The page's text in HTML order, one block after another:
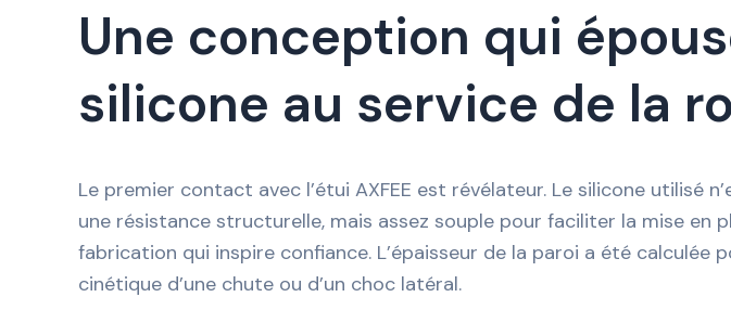
Une conception qui
silicone au service de la
Le premier contact avec l’étui AXFEE est révélateur. Le silicone utilisé
une résistance structurelle, mais assez souple pour faciliter la mise
fabrication qui inspire confiance. L’épaisseur de la paroi a été calculée
cinétique d’une chute ou d’un choc latéral.